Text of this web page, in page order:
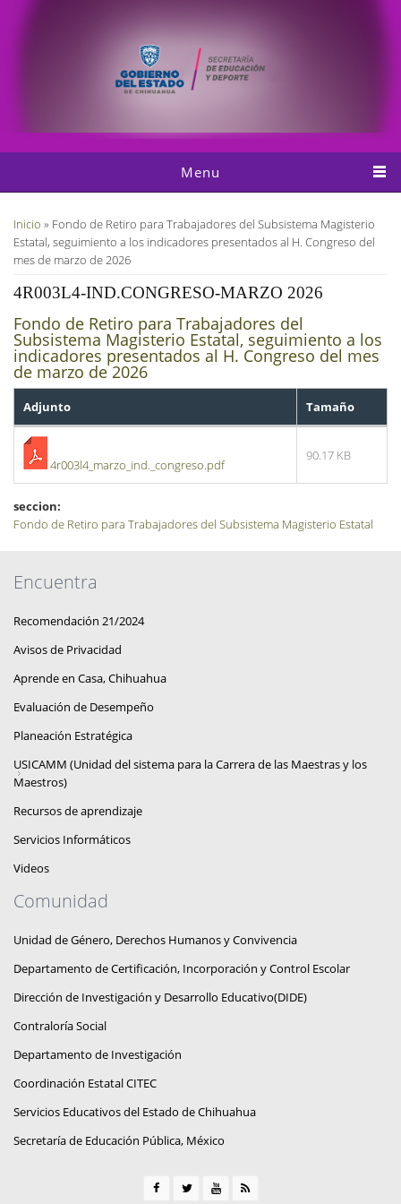
Menu
Usted está aquí
Inicio » Fondo de Retiro para Trabajadores del Subsistema Magisterio
Estatal, seguimiento a los indicadores presentados al H. Congreso del
mes de marzo de 2026
4R003L4-IND.CONGRESO-MARZO 2026
Fondo de Retiro para Trabajadores del
Subsistema Magisterio Estatal, seguimiento a los
indicadores presentados al H. Congreso del mes
de marzo de 2026
Adjunto Tamaño
4r003l4_marzo_ind._congreso.pdf
90.17 KB
seccion:
Fondo de Retiro para Trabajadores del Subsistema Magisterio Estatal
Encuentra
Recomendación 21/2024
Avisos de Privacidad
Aprende en Casa, Chihuahua
Evaluación de Desempeño
Planeación Estratégica
USICAMM (Unidad del sistema para la Carrera de las Maestras y los
Maestros)
Recursos de aprendizaje
Servicios Informáticos
Videos
Comunidad
Unidad de Género, Derechos Humanos y Convivencia
Departamento de Certificación, Incorporación y Control Escolar
Dirección de Investigación y Desarrollo Educativo(DIDE)
Contraloría Social
Departamento de Investigación
Coordinación Estatal CITEC
Servicios Educativos del Estado de Chihuahua
Secretaría de Educación Pública, México